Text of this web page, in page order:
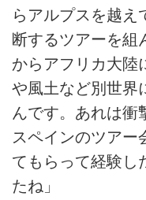
らアルプスを越え
断するツアーを組
からアフリカ大陸
や風土など別世界
んです。あれは衝
スペインのツアー
てもらって経験し
たね」